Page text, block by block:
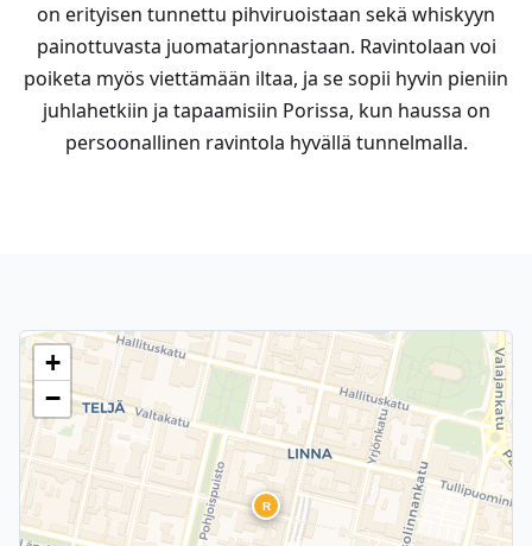
on erityisen tunnettu pihviruoistaan sekä whiskyyn
painottuvasta juomatarjonnastaan. Ravintolaan voi
poiketa myös viettämään iltaa, ja se sopii hyvin pieniin
juhlahetkiin ja tapaamisiin Porissa, kun haussa on
persoonallinen ravintola hyvällä tunnelmalla.
R
+
−